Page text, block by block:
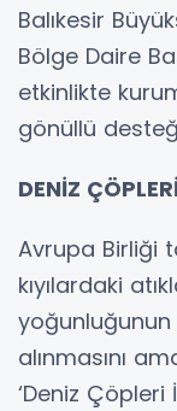
Balıkesir
Bölge Daire
etkinlikte
gönüllü
DENİZ
Avrupa Birliği
kıyılardaki
yoğunluğunun
alınmasını
‘Deniz Çöpleri